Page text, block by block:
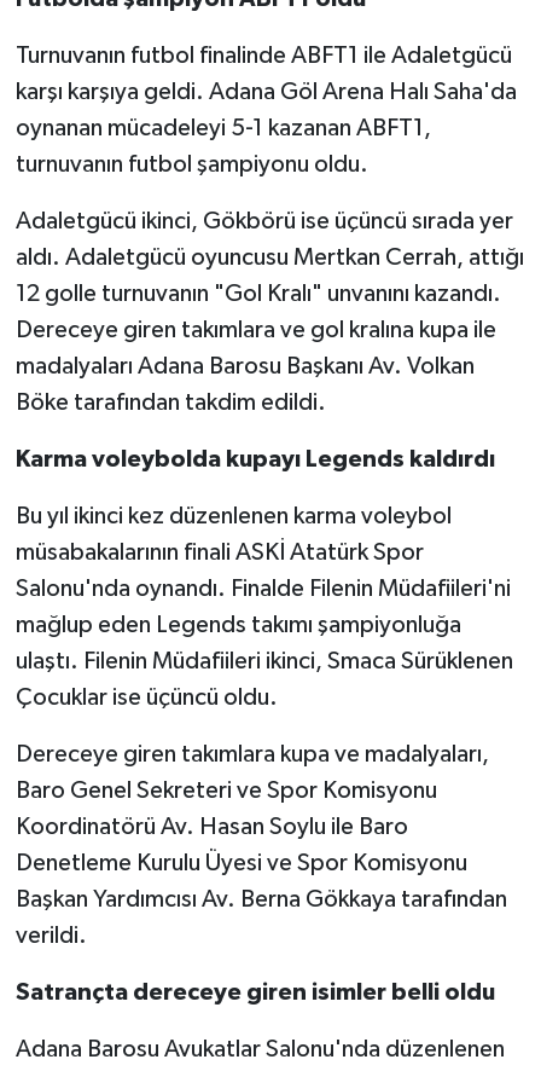
Turnuvanın futbol finalinde ABFT1 ile Adaletgücü
karşı karşıya geldi. Adana Göl Arena Halı Saha'da
oynanan mücadeleyi 5-1 kazanan ABFT1,
turnuvanın futbol şampiyonu oldu.
Adaletgücü ikinci, Gökbörü ise üçüncü sırada yer
aldı. Adaletgücü oyuncusu Mertkan Cerrah, attığı
12 golle turnuvanın "Gol Kralı" unvanını kazandı.
Dereceye giren takımlara ve gol kralına kupa ile
madalyaları Adana Barosu Başkanı Av. Volkan
Böke tarafından takdim edildi.
Karma voleybolda kupayı Legends kaldırdı
Bu yıl ikinci kez düzenlenen karma voleybol
müsabakalarının finali ASKİ Atatürk Spor
Salonu'nda oynandı. Finalde Filenin Müdafiileri'ni
mağlup eden Legends takımı şampiyonluğa
ulaştı. Filenin Müdafiileri ikinci, Smaca Sürüklenen
Çocuklar ise üçüncü oldu.
Dereceye giren takımlara kupa ve madalyaları,
Baro Genel Sekreteri ve Spor Komisyonu
Koordinatörü Av. Hasan Soylu ile Baro
Denetleme Kurulu Üyesi ve Spor Komisyonu
Başkan Yardımcısı Av. Berna Gökkaya tarafından
verildi.
Satrançta dereceye giren isimler belli oldu
Adana Barosu Avukatlar Salonu'nda düzenlenen